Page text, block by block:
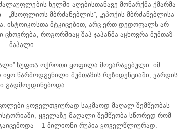
ხელში აღებისთანავე მონარქმა ქმარმა
„მსოფლიოს მბრძანებლის”, „ეპოქის მბრძანებლისა”
ისტოიკოსთა მტკიცებით, არც ერთ დედოფალს არ
როგორშიაც შაჰ-ჯაჰანმა აცხოვრა მუმთაზ-
მაჰალი.
სუფთა ოქროთი ყოფილა მოვარაყებული. იმ
წარმოდგენილი მუმთაზის რეზიდენციაში, ვარდის
გადმოედინებოდა.
ყოველთვიურად საკმაოდ მაღალ შემწეობას
ყველაზე მაღალი შემწეობა სწორედ რომ
– 1 მილიონი რუპია ყოველწლიურად.